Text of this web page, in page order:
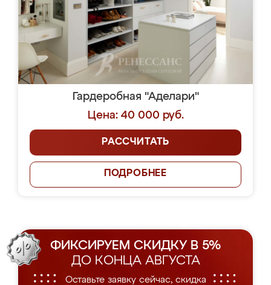
Гардеробная "Аделари"
Цена: 40 000 руб.
РАССЧИТАТЬ
ПОДРОБНЕЕ
ФИКСИРУЕМ СКИДКУ В 5%
ДО КОНЦА АВГУСТА
Оставьте заявку сейчас, скидка